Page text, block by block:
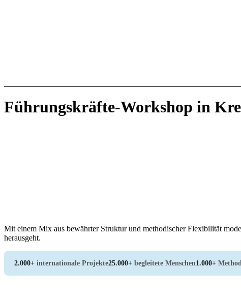
Führungskräfte-Workshop in
Mit einem Mix aus bewährter Struktur und methodischer Flexibilität
herausgeht.
2.000+ internationale Projekte25.000+ begleitete Menschen1.000+